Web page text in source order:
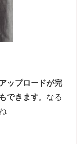
ップロードが完
できます。なる